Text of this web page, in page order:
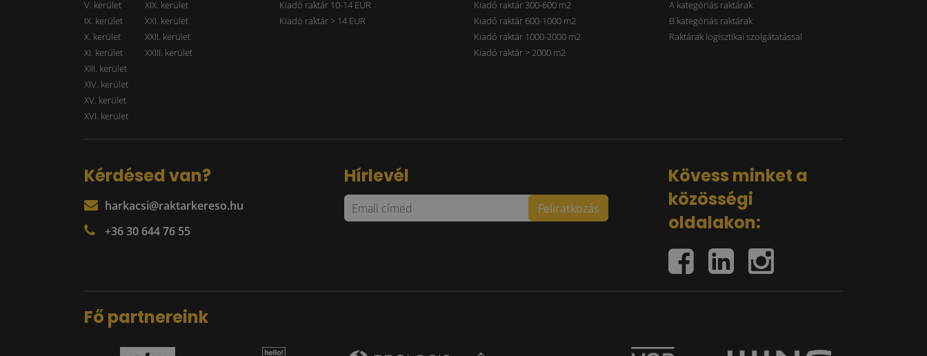
V. kerület
IX. kerület
X. kerület
XI. kerület
XIII. kerület
XIV. kerület
XV. kerület
XVI. kerület
XIX. kerület
XXI. kerület
XXII. kerület
XXIII. kerület
Kiadó raktár 10-14 EUR
Kiadó raktár > 14 EUR
Kiadó raktár 300-600 m2
Kiadó raktár 600-1000 m2
Kiadó raktár 1000-2000 m2
Kiadó raktár > 2000 m2
A kategóriás raktárak
B kategóriás raktárak
Raktárak logisztikai szolgátatással
Kérdésed van?
harkacsi@raktarkereso.hu
+36 30 644 76 55
Hírlevél
Kövess minket a
közösségi
oldalakon:
Fő partnereink